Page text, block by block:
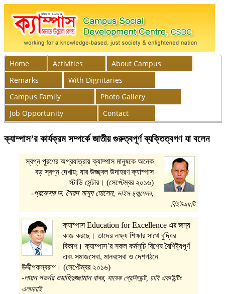
Home Activities
About Campus
Remarks
With Dignitaries
Campus Family
Photo Gallery
Job Opportunity
Contact
ক্যাম্পাস’র কার্যক্রম সম্পর্কে জাতীয় গুরুত্বপূর্ণ ব্যক্তিত্বগণ যা বলেন
স্বপ্ন পূরণের অগ্রযাত্রায় ক্যাম্পাস মানুষকে অনেক
বড় স্বপ্ন দেখায়; যার উজ্জ্বল উদাহরণ ক্যাম্পাস
স্টাডি সেন্টার। (সেপ্টেম্বর ২০১৬)
-প্রফেসর ড. সৈয়দ মাসুদ হোসেন, ভাইস-চ্যান্সেলর,
বিইউএফটি
ক্যাম্পাস Education for Excellence এর জন্য
কাজ করছে। তাদের লক্ষ্য শিক্ষার সাথে বুদ্ধির
বিকাশ। ক্যাম্পাস’র সকল কর্মসূচি বিশেষ বৈশিষ্ট্যপূর্ণ
এবং সমাজসেবা, মানবসেবা ও দেশগঠনে
উদ্দীপকস্বরূপ। (সেপ্টেম্বর ২০১৬)
-লায়ন গভর্নর ওয়াহিদুজ্জামান বাবর, সাবেক প্রেসিডেন্ট, ঢাবি একাউন্টিং
এলামনাই